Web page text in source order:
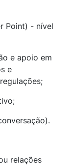
Point) - nível
e apoio em
e
relações